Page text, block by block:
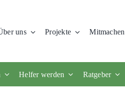
uns Projekte Mitmachen
Helfer werden Ratgeber